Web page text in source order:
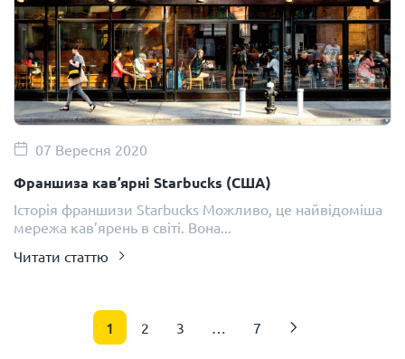
07 Вересня 2020
Франшиза кав’ярні Starbucks (США)
Історія франшизи Starbucks Можливо, це найвідоміша
мережа кав’ярень в світі. Вона...
Читати статтю
1 2 3 … 7